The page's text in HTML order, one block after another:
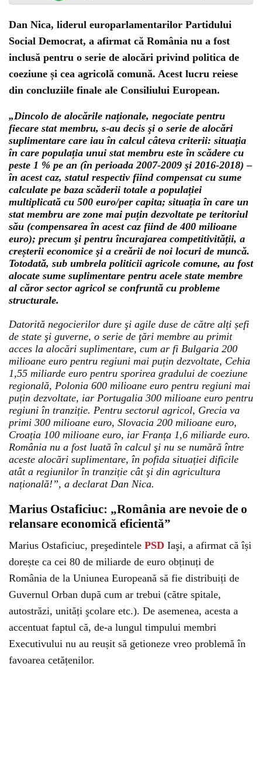
Dan Nica, liderul europarlamentarilor Partidului
Social Democrat, a afirmat că România nu a fost
inclusă pentru o serie de alocări privind politica de
coeziune și cea agricolă comună. Acest lucru reiese
din concluziile finale ale Consiliului European.
„Dincolo de alocările naționale, negociate pentru
fiecare stat membru, s-au decis şi o serie de alocări
suplimentare care iau în calcul câteva criterii: situația
în care populația unui stat membru este în scădere cu
peste 1 % pe an (în perioada 2007-2009 şi 2016-2018) –
în acest caz, statul respectiv fiind compensat cu sume
calculate pe baza scăderii totale a populației
multiplicată cu 500 euro/per capita; situația în care un
stat membru are zone mai puțin dezvoltate pe teritoriul
său (compensarea în acest caz fiind de 400 milioane
euro); precum şi pentru încurajarea competitivității, a
creșterii economice şi a creării de noi locuri de muncă.
Totodată, sub umbrela politicii agricole comune, au fost
alocate sume suplimentare pentru acele state membre
al căror sector agricol se confruntă cu probleme
structurale.
Datorită negocierilor dure şi agile duse de către alți șefi
de state şi guverne, o serie de ţări membre au primit
acces la alocări suplimentare, cum ar fi Bulgaria 200
milioane euro pentru regiuni mai puțin dezvoltate, Cehia
1,55 miliarde euro pentru sporirea gradului de coeziune
regională, Polonia 600 milioane euro pentru regiuni mai
puțin dezvoltate, iar Portugalia 300 milioane euro pentru
regiuni în tranziție. Pentru sectorul agricol, Grecia va
primi 300 milioane euro, Slovacia 200 milioane euro,
Croația 100 milioane euro, iar Franța 1,6 miliarde euro.
România nu a fost luată în calcul şi nu se numără între
aceste alocări suplimentare, în pofida situației dificile
atât a regiunilor în tranziție cât şi din agricultura
națională!”, a declarat Dan Nica.
Marius Ostaficiuc: „România are nevoie de o
relansare economică eficientă”
Marius Ostaficiuc, preşedintele PSD Iaşi, a afirmat că își
dorește ca cei 80 de miliarde de euro obținuți de
România de la Uniunea Europeană să fie distribuiți de
Guvernul Orban după cum ar trebui (către spitale,
autostrăzi, unități şcolare etc.). De asemenea, acesta a
accentuat faptul că, de-a lungul timpului membri
Executivului nu au reușit să getioneze vreo problemă în
favoarea cetățenilor.